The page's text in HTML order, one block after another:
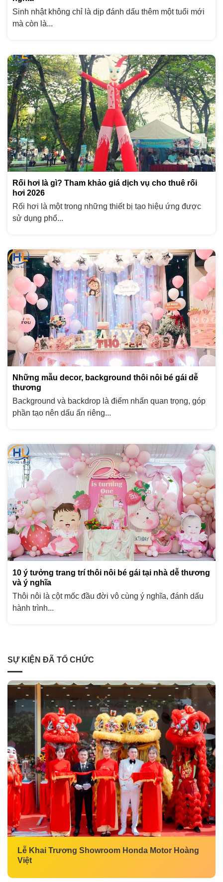
Sinh nhật không chỉ là dịp đánh dấu thêm một tuổi mới
mà còn là...
Rối hơi là gì? Tham khảo giá dịch vụ cho thuê rối
hơi 2026
Rối hơi là một trong những thiết bị tạo hiệu ứng được
sử dụng phổ...
Những mẫu decor, background thôi nôi bé gái dễ
thương
Background và backdrop là điểm nhấn quan trọng, góp
phần tạo nên dấu ấn riêng...
10 ý tưởng trang trí thôi nôi bé gái tại nhà dễ thương
và ý nghĩa
Thôi nôi là cột mốc đầu đời vô cùng ý nghĩa, đánh dấu
hành trình...
SỰ KIỆN ĐÃ TỔ CHỨC
Lễ Khai Trương Showroom Honda Motor Hoàng
Việt